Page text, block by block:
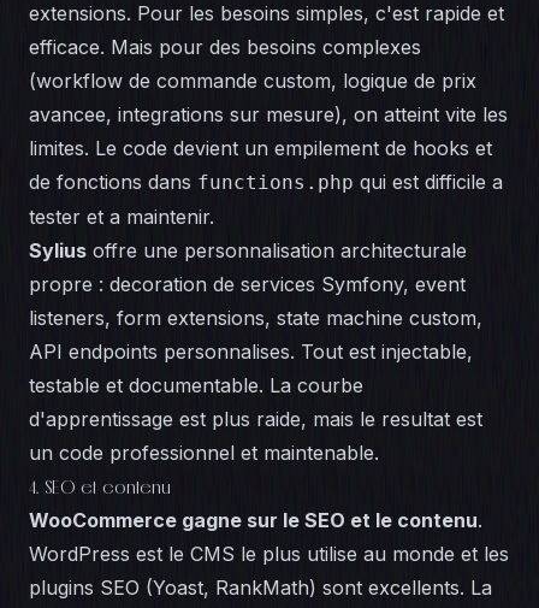
extensions. Pour les besoins simples, c'est rapide et
efficace. Mais pour des besoins complexes
(workflow de commande custom, logique de prix
avancee, integrations sur mesure), on atteint vite les
limites. Le code devient un empilement de hooks et
de fonctions dans functions.php qui est difficile a
tester et a maintenir.
Sylius offre une personnalisation architecturale
propre : decoration de services Symfony, event
listeners, form extensions, state machine custom,
API endpoints personnalises. Tout est injectable,
testable et documentable. La courbe
d'apprentissage est plus raide, mais le resultat est
un code professionnel et maintenable.
4. SEO et contenu
WooCommerce gagne sur le SEO et le contenu.
WordPress est le CMS le plus utilise au monde et les
plugins SEO (Yoast, RankMath) sont excellents. La